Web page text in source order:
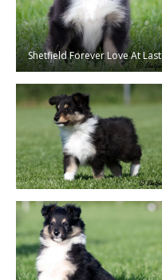
Shetfield Forever Love At Last